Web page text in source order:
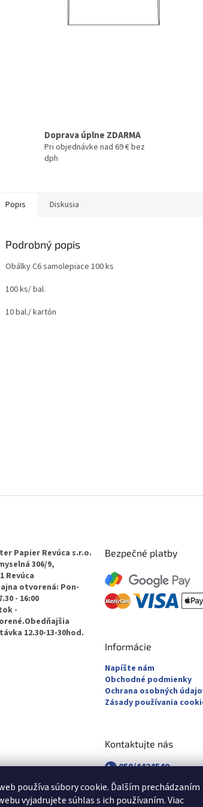
používa súbory cookie. Ďalším prechádzaním
vyjadrujete súhlas s ich používaním. Viac
Doprava úplne ZDARMA
Pri objednávke nad 69 € bez
dph
Popis Diskusia
Podrobný popis
Obálky C6 samolepiace 100 ks
100 ks/ bal.
10 bal./ kartón
Papier Revúca s.r.o.
306/9,
Revúca
otvorená: Pon-
- 16:00
-
12.30-13-30hod.
Bezpečné platby
Informácie
Napíšte nám
Obchodné podmienky
Ochrana osobných
Zásady používania
Kontaktujte nás
058/4424549
058/4882830